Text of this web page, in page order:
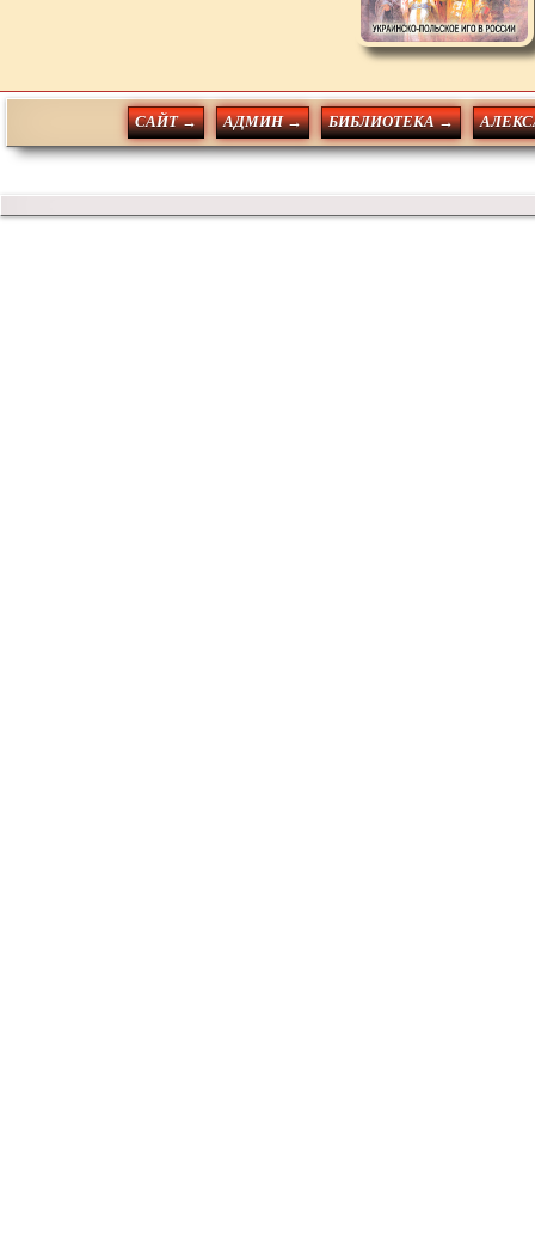
САЙТ → АДМИН → БИБЛИОТЕКА →